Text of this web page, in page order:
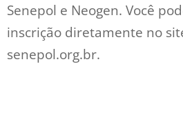
Senepol e Neogen. Você
inscrição diretamente no
senepol.org.br.